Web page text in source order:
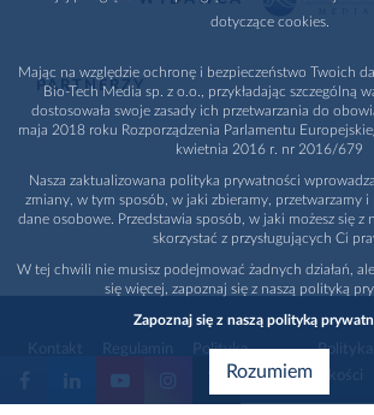
PARTNERZY
Polityka
prywatności
Polityka
dotyczące cookies.
Mając na względzie ochronę i bezpieczeństwo Twoich
Bio-Tech Media sp. z o.o., przykładając szczególną
dostosowała swoje zasady ich przetwarzania do
maja 2018 roku Rozporządzenia Parlamentu
kwietnia 2016 r. nr 2016/679
Nasza zaktualizowana polityka prywatności
zmiany, w tym sposób, w jaki zbieramy, przetwarzamy
dane osobowe. Przedstawia sposób, w jaki możesz się z
skorzystać z przysługujących Ci
W tej chwili nie musisz podejmować żadnych działań,
się więcej, zapoznaj się z naszą polityką
Zapoznaj się z naszą polityką
Rozumiem